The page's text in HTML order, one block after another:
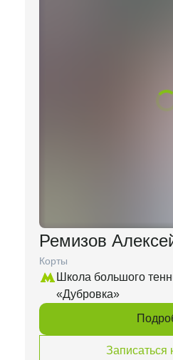
Ремизов
Корты
Школа большого
«Дубровка»
Записаться